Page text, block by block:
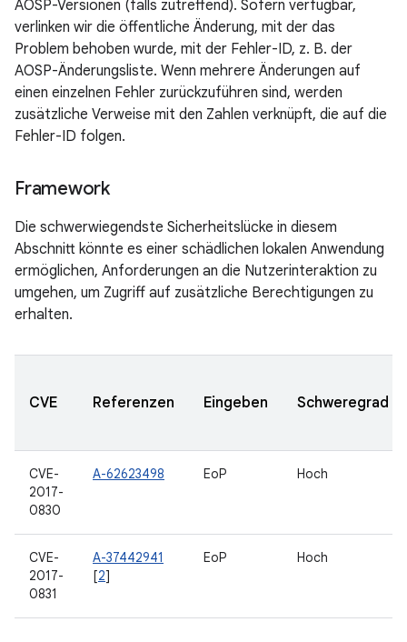
AOSP-Versionen (falls zutreffend). Sofern verfügbar,
verlinken wir die öffentliche Änderung, mit der das
Problem behoben wurde, mit der Fehler-ID, z. B. der
AOSP-Änderungsliste. Wenn mehrere Änderungen auf
einen einzelnen Fehler zurückzuführen sind, werden
zusätzliche Verweise mit den Zahlen verknüpft, die auf die
Fehler-ID folgen.
Framework
Die schwerwiegendste Sicherheitslücke in diesem
Abschnitt könnte es einer schädlichen lokalen Anwendung
ermöglichen, Anforderungen an die Nutzerinteraktion zu
umgehen, um Zugriff auf zusätzliche Berechtigungen zu
erhalten.
CVE Referenzen Eingeben Schweregrad
CVE-
2017-
0830
A-62623498 EoP Hoch
CVE-
2017-
0831
A-37442941
[2]
EoP Hoch